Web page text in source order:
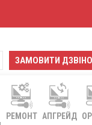
ЗАМОВИТИ
РЕМОНТ АПГРЕЙД